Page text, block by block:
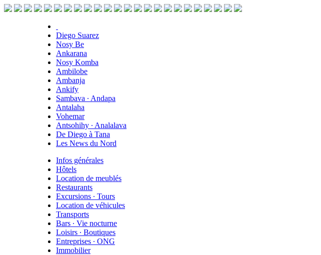
Diego Suarez
Nosy Be
Ankarana
Nosy Komba
Ambilobe
Ambanja
Ankify
Sambava ∙ Andapa
Antalaha
Vohemar
Antsohihy ∙ Analalava
De Diego à Tana
Les News du Nord
Infos générales
Hôtels
Location de meublés
Restaurants
Excursions ∙ Tours
Location de véhicules
Transports
Bars ∙ Vie nocturne
Loisirs ∙ Boutiques
Entreprises ∙ ONG
Immobilier